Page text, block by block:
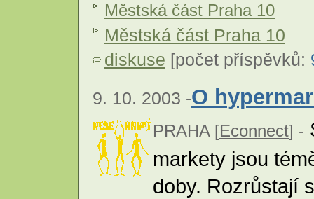
Městská část Praha 10
Městská část Praha 10
diskuse [počet příspěvků:
9. 10. 2003 -O
PRAHA [Econnect] -
markety jsou
doby. Rozrůstají